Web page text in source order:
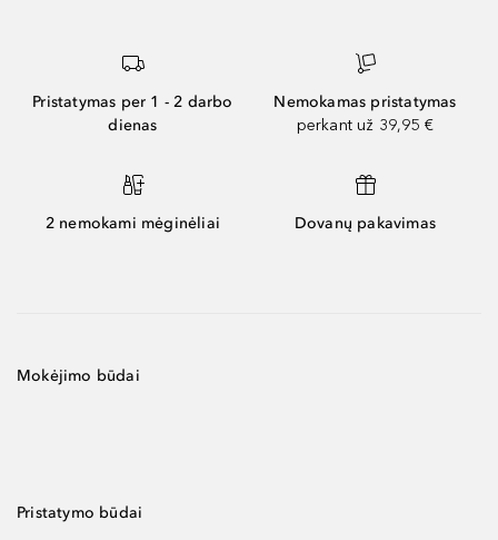
Pristatymas per 1 - 2 darbo
dienas
Nemokamas pristatymas
perkant už 39,95 €
2 nemokami mėginėliai Dovanų pakavimas
Mokėjimo būdai
Pristatymo būdai